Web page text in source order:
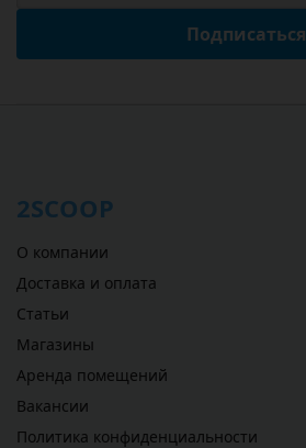
Подписаться
2SCOOP
О компании
Доставка и оплата
Статьи
Магазины
Аренда помещений
Вакансии
Политика конфиденциальности